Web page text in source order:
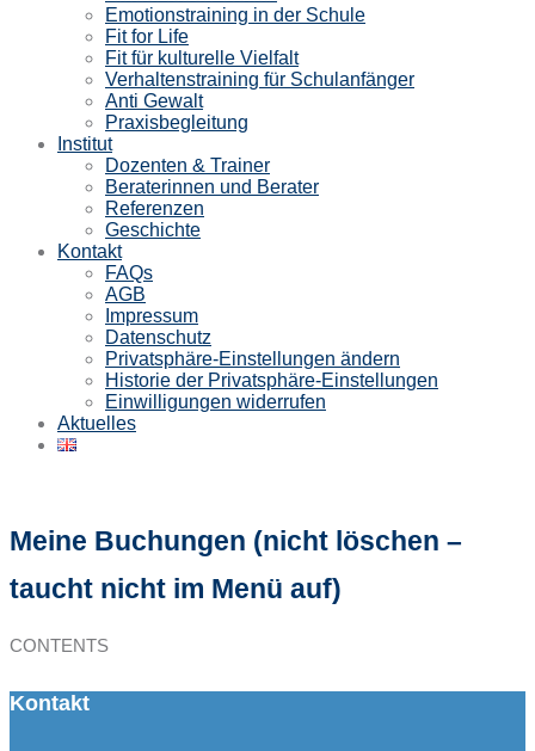
Emotionstraining in der Schule
Fit for Life
Fit für kulturelle Vielfalt
Verhaltenstraining für Schulanfänger
Anti Gewalt
Praxisbegleitung
Institut
Dozenten & Trainer
Beraterinnen und Berater
Referenzen
Geschichte
Kontakt
FAQs
AGB
Impressum
Datenschutz
Privatsphäre-Einstellungen ändern
Historie der Privatsphäre-Einstellungen
Einwilligungen widerrufen
Aktuelles
Meine Buchungen (nicht löschen –
taucht nicht im Menü auf)
CONTENTS
Kontakt